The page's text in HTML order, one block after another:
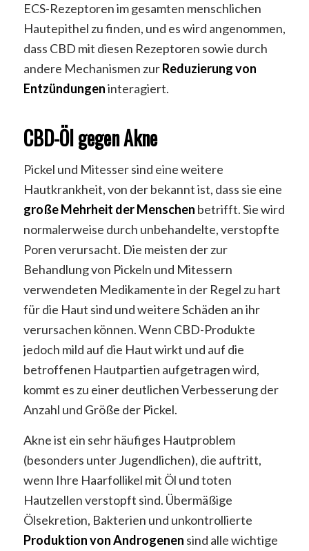
ECS-Rezeptoren im gesamten menschlichen
Hautepithel zu finden, und es wird angenommen,
dass CBD mit diesen Rezeptoren sowie durch
andere Mechanismen zurReduzierung von
Entzündungeninteragiert.
CBD-Öl gegen Akne
Pickel und Mitesser sind eine weitere
Hautkrankheit, von der bekannt ist, dass sie eine
große Mehrheit der Menschen betrifft. Sie wird
normalerweise durch unbehandelte, verstopfte
Poren verursacht. Die meisten der zur
Behandlung von Pickeln und Mitessern
verwendeten Medikamente in der Regel zu hart
für die Haut sind und weitere Schäden an ihr
verursachen können. Wenn CBD-Produkte
jedoch mild auf die Haut wirkt und auf die
betroffenen Hautpartien aufgetragen wird,
kommt es zu einer deutlichen Verbesserung der
Anzahl und Größe der Pickel.
Akne ist ein sehr häufiges Hautproblem
(besonders unter Jugendlichen), die auftritt,
wenn Ihre Haarfollikel mit Öl und toten
Hautzellen verstopft sind. Übermäßige
Ölsekretion, Bakterien und unkontrollierte
Produktion von Androgenen sind alle wichtige